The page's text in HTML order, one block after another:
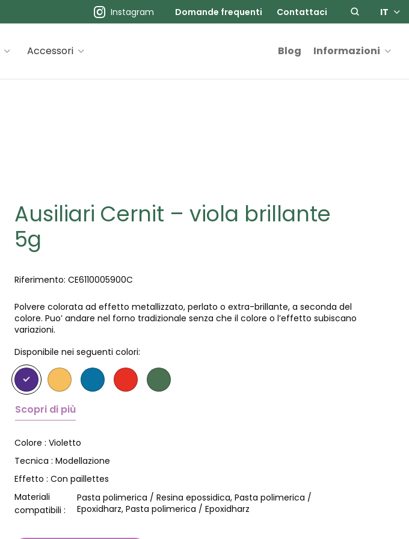
Instagram Domande frequenti Contattaci IT
Accessori Blog Informazioni
Ausiliari Cernit – viola brillante
5g
Riferimento: CE6110005900C
Polvere colorata ad effetto metallizzato, perlato o extra-brillante, a seconda del
colore. Puo’ andare nel forno tradizionale senza che il colore o l’effetto subiscano
variazioni.
Disponibile nei seguenti colori:
Scopri di più
Colore : Violetto
Tecnica : Modellazione
Effetto : Con paillettes
Materiali
compatibili :
Pasta polimerica / Resina epossidica, Pasta polimerica /
Epoxidharz, Pasta polimerica / Epoxidharz